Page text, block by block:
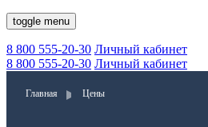
toggle menu
8 800 555-20-30 Личный кабинет
8 800 555-20-30 Личный кабинет
Главная Цены